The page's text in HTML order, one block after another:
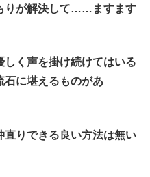
りが解決して……ますます
く声を掛け続けてはいる
に堪えるものがあ
直りできる良い方法は無い